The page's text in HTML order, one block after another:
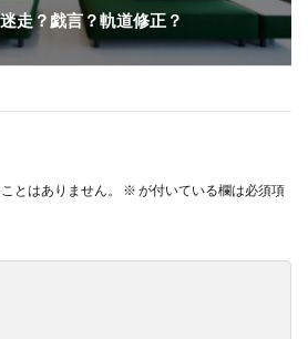
走？戯言？軌道修正？
とはありません。 ※ が付いている欄は必須項